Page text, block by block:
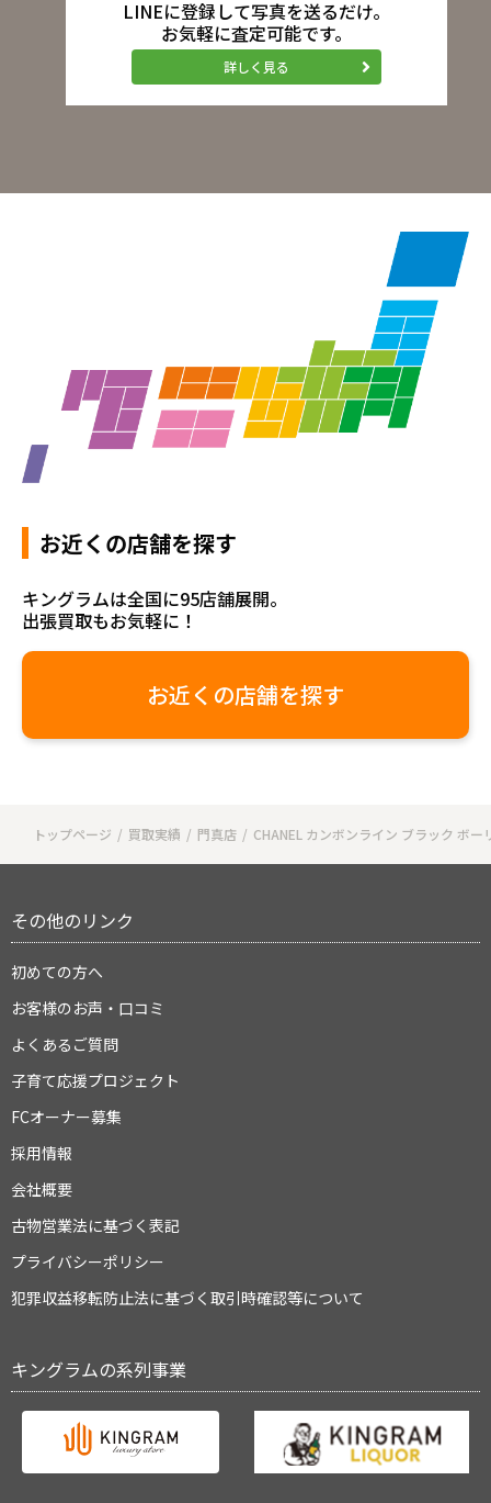
LINEに登録して写真を送るだけ。
お気軽に査定可能です。
詳しく見る
お近くの店舗を探す
キングラムは全国に95店舗展開。
出張買取もお気軽に！
お近くの店舗を探す
トップページ 買取実績 門真店 CHANEL カンボンライン ブラック ボー
その他のリンク
初めての方へ
お客様のお声・口コミ
よくあるご質問
子育て応援プロジェクト
FCオーナー募集
採用情報
会社概要
古物営業法に基づく表記
プライバシーポリシー
犯罪収益移転防止法に基づく取引時確認等について
キングラムの系列事業